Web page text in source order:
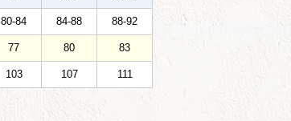
80-84 84-88 88-92
77 80 83
103 107
111